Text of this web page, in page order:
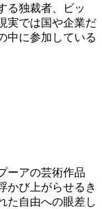
る独裁者、ビッ
実では国や企業だ
中に参加している
ーアの芸術作品
かび上がらせるき
た自由への眼差し